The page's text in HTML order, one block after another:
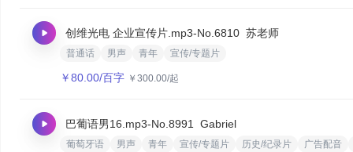
创维光电 企业宣传片.mp3-No.6810 苏老师
普通话 男声 青年 宣传/专题片
￥80.00/百字 ￥ 300.00/起
巴葡语男16.mp3-No.8991 Gabriel
葡萄牙语 男声 青年 宣传/专题片 历史/纪录片 广告配音